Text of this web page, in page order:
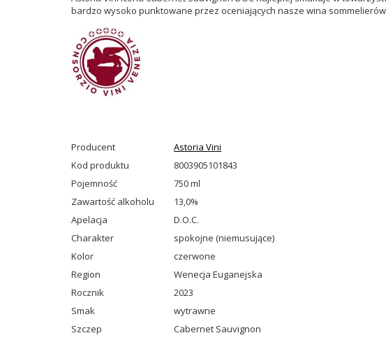
bardzo wysoko punktowane przez oceniających nasze wina
Producent
Astoria Vini
Kod produktu
8003905101843
Pojemność
750 ml
Zawartość alkoholu
13,0%
Apelacja
D.O.C.
Charakter
spokojne (niemusujące)
Kolor
czerwone
Region
Wenecja Euganejska
Rocznik
2023
Smak
wytrawne
Szczep
Cabernet Sauvignon